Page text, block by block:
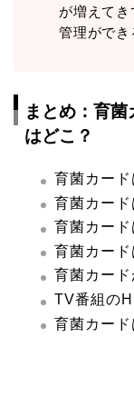
が増えて
管理ができ
まとめ：育
はどこ？
育菌カー
育菌カー
育菌カー
育菌カー
育菌カー
TV番組の
育菌カー